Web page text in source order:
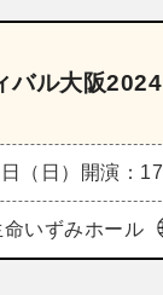
バル大阪2024
（日） 開演：
いずみホール